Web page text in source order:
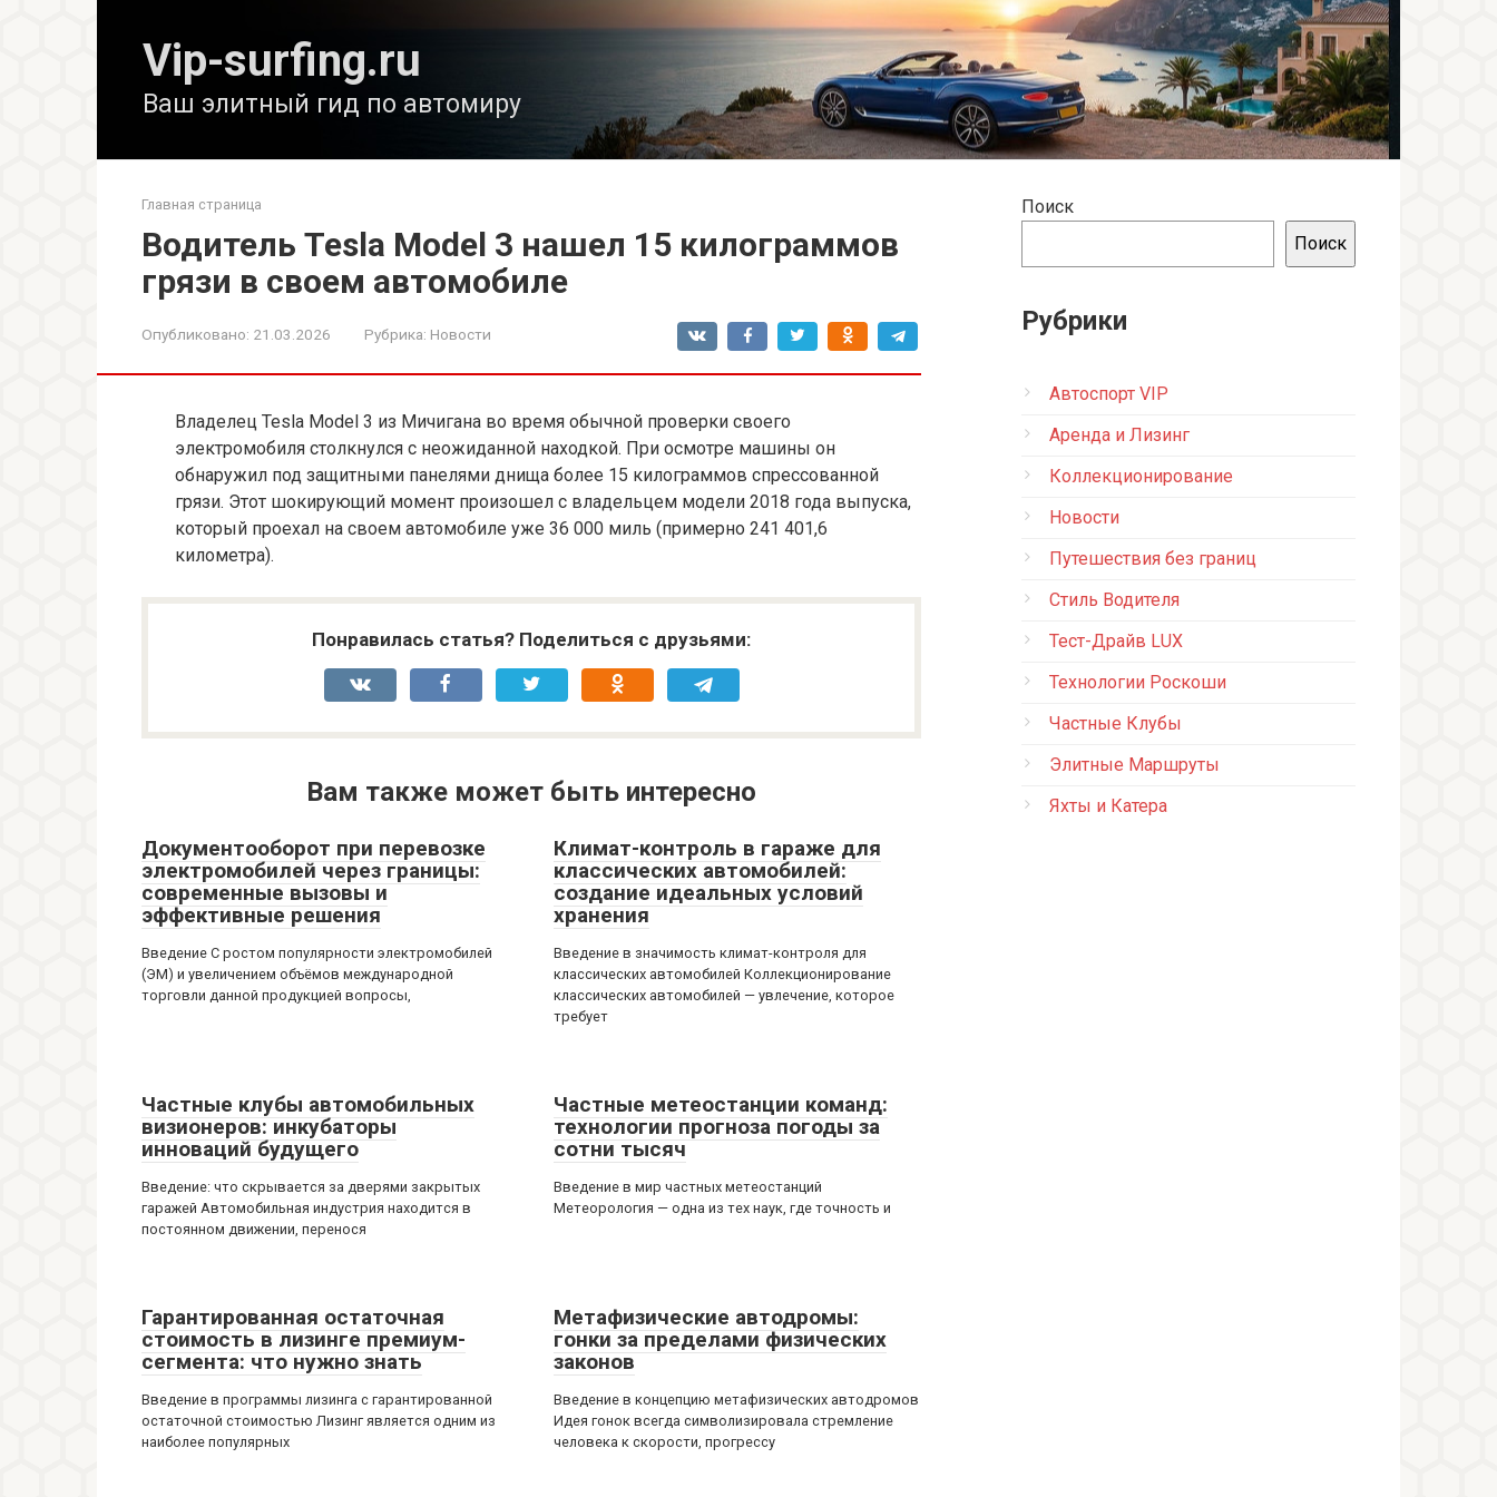
Vip-surfing.ru
Ваш элитный гид по автомиру
Главная страница
Водитель Tesla Model 3 нашел 15 килограммов
грязи в своем автомобиле
Опубликовано: 21.03.2026 Рубрика: Новости
Владелец Tesla Model 3 из Мичигана во время обычной проверки своего
электромобиля столкнулся с неожиданной находкой. При осмотре машины он
обнаружил под защитными панелями днища более 15 килограммов спрессованной
грязи. Этот шокирующий момент произошел с владельцем модели 2018 года выпуска,
который проехал на своем автомобиле уже 36 000 миль (примерно 241 401,6
километра).
Понравилась статья? Поделиться с друзьями:
Вам также может быть интересно
Документооборот при перевозке
электромобилей через границы:
современные вызовы и
эффективные решения
Введение С ростом популярности электромобилей
(ЭМ) и увеличением объёмов международной
торговли данной продукцией вопросы,
Климат-контроль в гараже для
классических автомобилей:
создание идеальных условий
хранения
Введение в значимость климат-контроля для
классических автомобилей Коллекционирование
классических автомобилей — увлечение, которое
требует
Частные клубы автомобильных
визионеров: инкубаторы
инноваций будущего
Введение: что скрывается за дверями закрытых
гаражей Автомобильная индустрия находится в
постоянном движении, перенося
Частные метеостанции команд:
технологии прогноза погоды за
сотни тысяч
Введение в мир частных метеостанций
Метеорология — одна из тех наук, где точность и
Гарантированная остаточная
стоимость в лизинге премиум-
сегмента: что нужно знать
Введение в программы лизинга с гарантированной
остаточной стоимостью Лизинг является одним из
наиболее популярных
Метафизические автодромы:
гонки за пределами физических
законов
Введение в концепцию метафизических автодромов
Идея гонок всегда символизировала стремление
человека к скорости, прогрессу
Поиск
Поиск
Рубрики
Автоспорт VIP
Аренда и Лизинг
Коллекционирование
Новости
Путешествия без границ
Стиль Водителя
Тест-Драйв LUX
Технологии Роскоши
Частные Клубы
Элитные Маршруты
Яхты и Катера